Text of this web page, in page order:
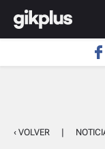
‹ VOLVER |